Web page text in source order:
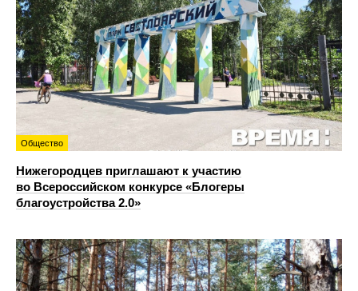
Общество
Нижегородцев приглашают к участию
во Всероссийском конкурсе «Блогеры
благоустройства 2.0»